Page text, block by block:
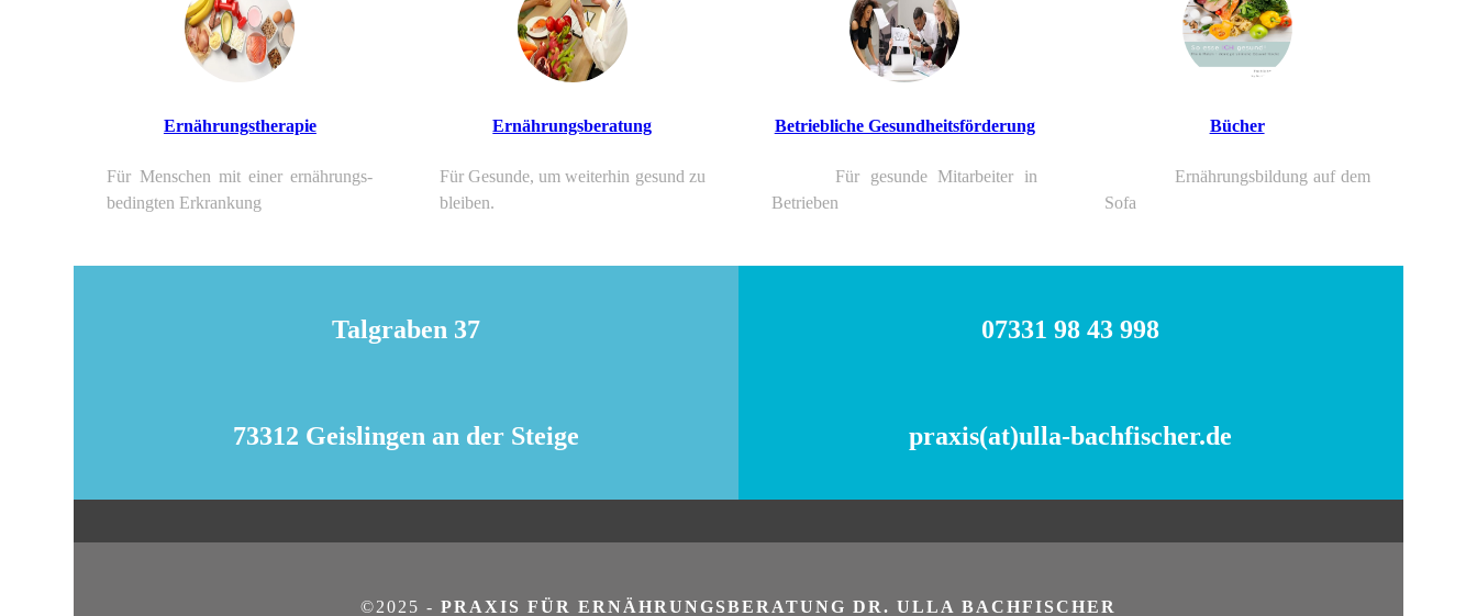
Ernährungstherapie
Für Menschen mit einer ernährungs-
bedingten Erkrankung
Ernährungsberatung
Für Gesunde, um weiterhin gesund zu
bleiben.
Betriebliche Gesundheitsförderung
Für gesunde Mitarbeiter in
Betrieben
Bücher
Ernährungsbildung auf dem
Sofa
Talgraben 37
73312 Geislingen an der Steige
07331 98 43 998
praxis(at)ulla-bachfischer.de
©2025 - PRAXIS FÜR ERNÄHRUNGSBERATUNG DR. ULLA BACHFISCHER